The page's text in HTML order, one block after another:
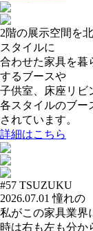
2階の展示空間を
スタイルに
合わせた家具を暮
するブースや
子供室、床座リビ
各スタイルのブー
されています。
詳細はこちら
#57 TSUZUKU
2026.07.01 憧れの
私がこの家具業界
時は右も左も分か